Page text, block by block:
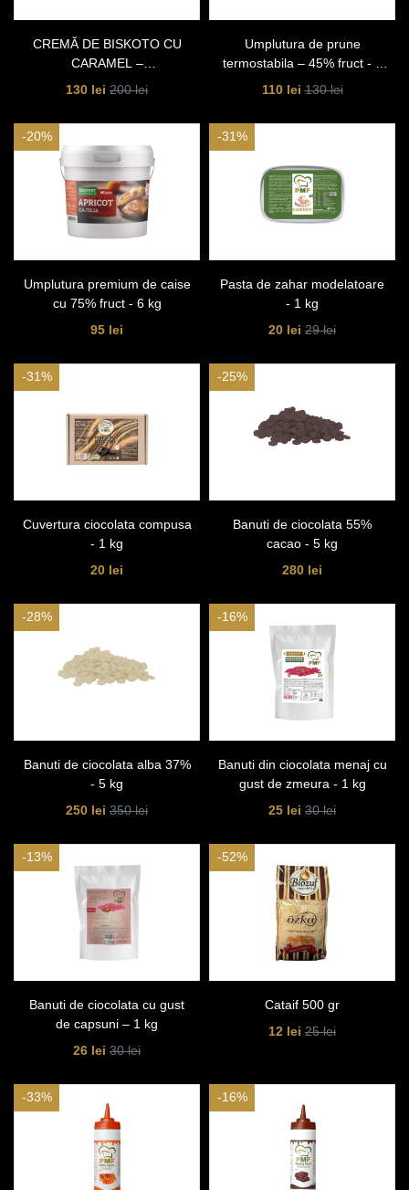
CREMĂ DE BISKOTO CU
CARAMEL –
TERMOSTABILĂ – 5 KG
130 lei 200 lei
Umplutura de prune
termostabila – 45% fruct - 6
kg
110 lei130 lei
-20%
Umplutura premium de caise
cu 75% fruct - 6 kg
95 lei
-31%
Pasta de zahar modelatoare
- 1 kg
20 lei 29 lei
-31%
Cuvertura ciocolata compusa
- 1 kg
20 lei
-25%
Banuti de ciocolata 55%
cacao - 5 kg
280 lei
-28%
Banuti de ciocolata alba 37%
- 5 kg
250 lei 350 lei
-16%
Banuti din ciocolata menaj cu
gust de zmeura - 1 kg
25 lei 30 lei
-13%
Banuti de ciocolata cu gust
de capsuni – 1 kg
26 lei 30 lei
-52%
Cataif 500 gr
12 lei 25 lei
-33% -16%